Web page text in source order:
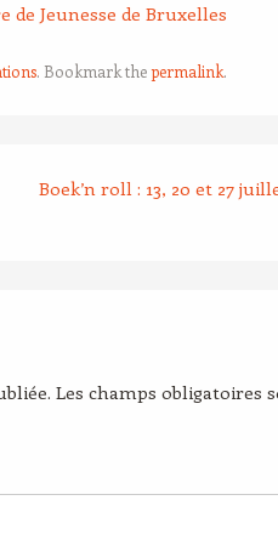
de Jeunesse de Bruxelles
. Bookmark thepermalink.
Boek’n roll : 13, 20 et 27
Les champs obligatoires